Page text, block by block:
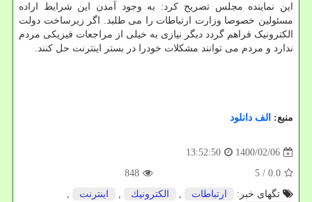
این نماینده مجلس تصریح کرد: به وجود آمدن این شرایط اراده
مسئولین خصوصا وزارت ارتباطات را می طلبد. اگر زیرساخت دولت
الکترونیک فراهم گردد دیگر نیازی به خیلی از مراجعات فیزیکی مردم
ندارد و مردم می توانند مشکلات خودرا در بستر اینترنت حل کنند.
منبع: الف دانلود
1400/02/06
13:52:50
0.0
/ 5
848
تگهای خبر:
ارتباطات , الكترونیك , اینترنت
,